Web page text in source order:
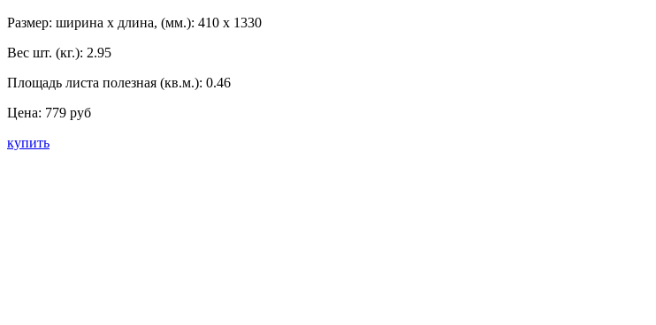
Размер: ширина х длина, (мм.): 410 x 1330
Вес шт. (кг.): 2.95
Площадь листа полезная (кв.м.): 0.46
Цена: 779 руб
купить